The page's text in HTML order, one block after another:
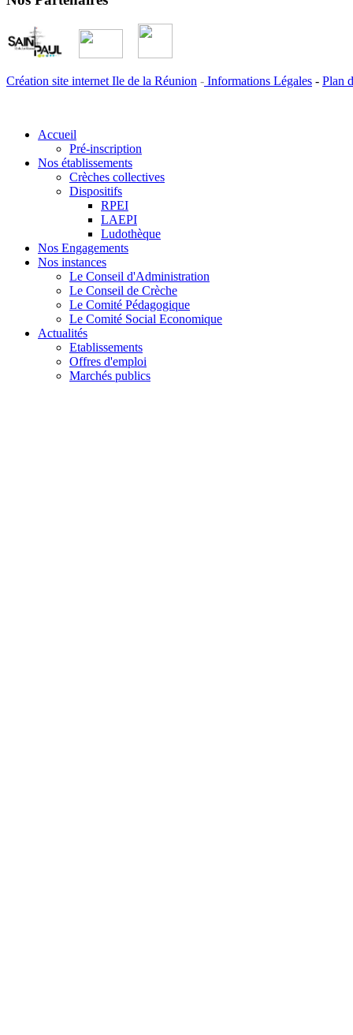
Création site internet Ile de la Réunion - Informations Légales - Plan
Accueil
Pré-inscription
Nos établissements
Crèches collectives
Dispositifs
RPEI
LAEPI
Ludothèque
Nos Engagements
Nos instances
Le Conseil d'Administration
Le Conseil de Crèche
Le Comité Pédagogique
Le Comité Social Economique
Actualités
Etablissements
Offres d'emploi
Marchés publics